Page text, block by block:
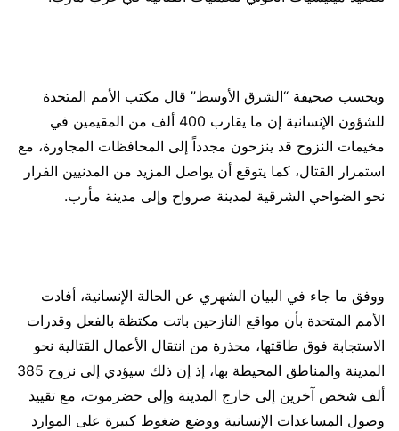
وبحسب صحيفة “الشرق الأوسط” قال مكتب الأمم المتحدة
للشؤون الإنسانية إن ما يقارب 400 ألف من المقيمين في
مخيمات النزوح قد ينزحون مجدداً إلى المحافظات المجاورة، مع
استمرار القتال، كما يتوقع أن يواصل المزيد من المدنيين الفرار
نحو الضواحي الشرقية لمدينة صرواح وإلى مدينة مأرب.
ووفق ما جاء في البيان الشهري عن الحالة الإنسانية، أفادت
الأمم المتحدة بأن مواقع النازحين باتت مكتظة بالفعل وقدرات
الاستجابة فوق طاقتها، محذرة من انتقال الأعمال القتالية نحو
المدينة والمناطق المحيطة بها، إذ إن ذلك سيؤدي إلى نزوح 385
ألف شخص آخرين إلى خارج المدينة وإلى حضرموت، مع تقييد
وصول المساعدات الإنسانية ووضع ضغوط كبيرة على الموارد